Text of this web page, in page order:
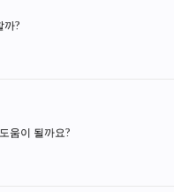
까?
움이 될까요?